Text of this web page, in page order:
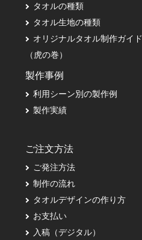
タオルの種類
タオル生地の種類
オリジナルタオル制作ガイド
（虎の巻）
製作事例
利用シーン別の製作例
製作実績
ご注文方法
ご発注方法
制作の流れ
タオルデザインの作り方
お支払い
入稿（デジタル）